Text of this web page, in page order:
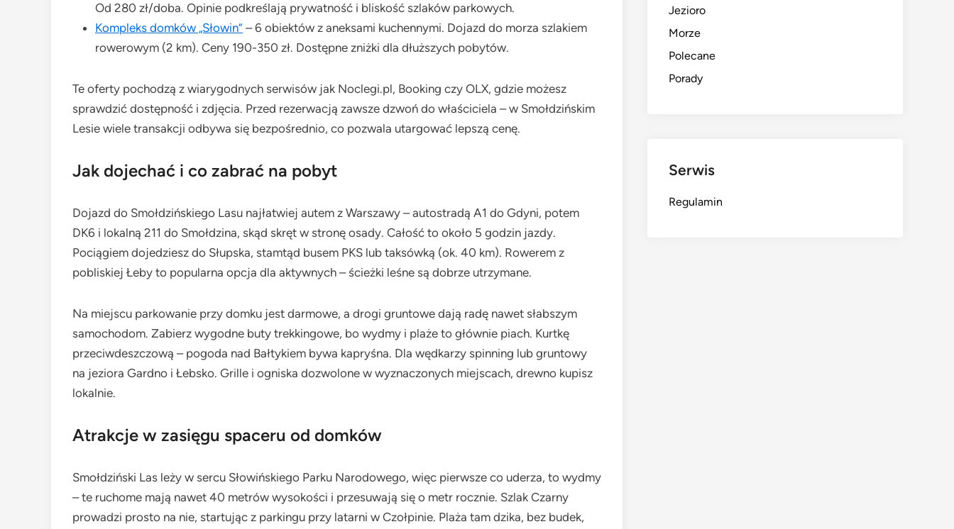
Od 280 zł/doba. Opinie podkreślają prywatność i bliskość szlaków parkowych.
Kompleks domków „Słowin” – 6 obiektów z aneksami kuchennymi. Dojazd do morza szlakiem
rowerowym (2 km). Ceny 190-350 zł. Dostępne zniżki dla dłuższych pobytów.
Te oferty pochodzą z wiarygodnych serwisów jak Noclegi.pl, Booking czy OLX, gdzie możesz
sprawdzić dostępność i zdjęcia. Przed rezerwacją zawsze dzwoń do właściciela – w Smołdzińskim
Lesie wiele transakcji odbywa się bezpośrednio, co pozwala utargować lepszą cenę.
Jak dojechać i co zabrać na pobyt
Dojazd do Smołdzińskiego Lasu najłatwiej autem z Warszawy – autostradą A1 do Gdyni, potem
DK6 i lokalną 211 do Smołdzina, skąd skręt w stronę osady. Całość to około 5 godzin jazdy.
Pociągiem dojedziesz do Słupska, stamtąd busem PKS lub taksówką (ok. 40 km). Rowerem z
pobliskiej Łeby to popularna opcja dla aktywnych – ścieżki leśne są dobrze utrzymane.
Na miejscu parkowanie przy domku jest darmowe, a drogi gruntowe dają radę nawet słabszym
samochodom. Zabierz wygodne buty trekkingowe, bo wydmy i plaże to głównie piach. Kurtkę
przeciwdeszczową – pogoda nad Bałtykiem bywa kapryśna. Dla wędkarzy spinning lub gruntowy
na jeziora Gardno i Łebsko. Grille i ogniska dozwolone w wyznaczonych miejscach, drewno kupisz
lokalnie.
Atrakcje w zasięgu spaceru od domków
Smołdziński Las leży w sercu Słowińskiego Parku Narodowego, więc pierwsze co uderza, to wydmy
– te ruchome mają nawet 40 metrów wysokości i przesuwają się o metr rocznie. Szlak Czarny
prowadzi prosto na nie, startując z parkingu przy latarni w Czołpinie. Plaża tam dzika, bez budek,
Jezioro
Morze
Polecane
Porady
Serwis
Regulamin